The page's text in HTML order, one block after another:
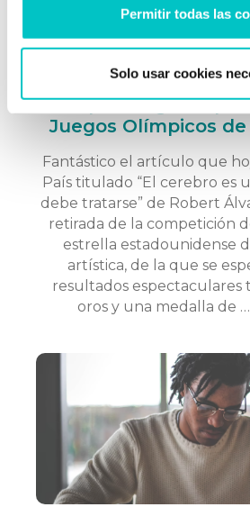
Permitir todas las
Solo usar cookies
09/01/2017
La psicología
Juegos Olímpicos
Fantástico el artículo que
País titulado “El cerebro es
debe tratarse” de Robert
retirada de la competición
estrella estadounidense
artística, de la que se
resultados espectaculares
oros y una medalla de …